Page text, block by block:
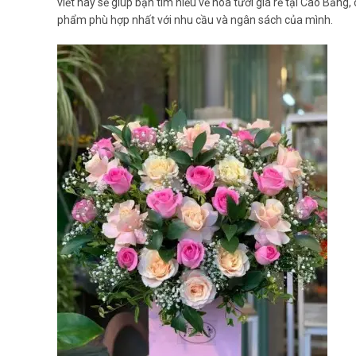
phẩm phù hợp nhất với nhu cầu và ngân sách của mình.